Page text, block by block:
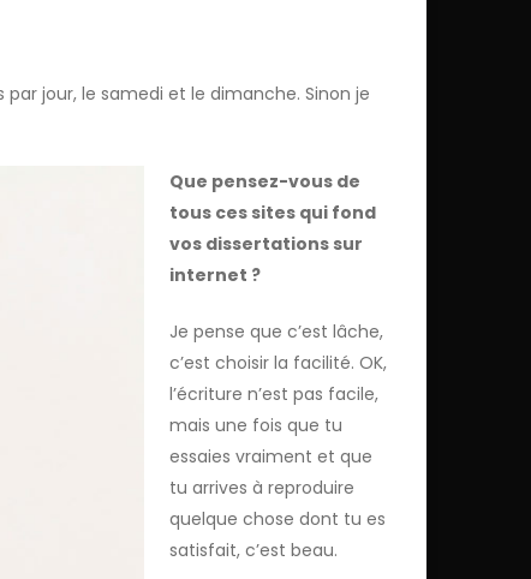
jour, le samedi et le dimanche. Sinon je
Que pensez-vous de
tous ces sites qui fond
vos dissertations sur
internet ?
Je pense que c’est lâche,
c’est choisir la facilité. OK,
l’écriture n’est pas facile,
mais une fois que tu
essaies vraiment et que
tu arrives à reproduire
quelque chose dont tu es
satisfait, c’est beau.